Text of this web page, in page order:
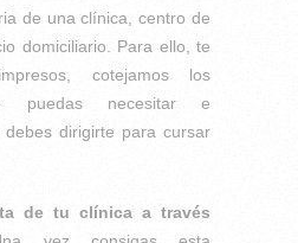
de una clínica, centro de
domiciliario. Para ello, te
cotejamos los
puedas necesitar e
debes dirigirte para cursar
de tu clínica a través